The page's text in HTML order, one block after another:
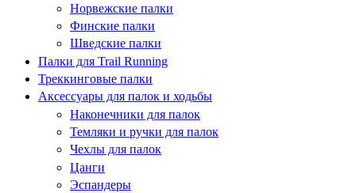
Норвежские палки
Финские палки
Шведские палки
Палки для Trail Running
Треккинговые палки
Аксессуары для палок и ходьбы
Наконечники для палок
Темляки и ручки для палок
Чехлы для палок
Цанги
Эспандеры